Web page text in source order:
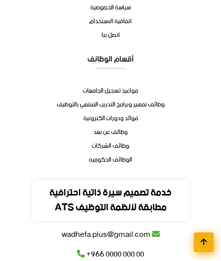
خدمة تصميم سيرة ذاتية احترافية
مطابقة لأنظمة التوظيف ATS
سياسة الخصوصية
اتفاقية الاستخدام
اتصل بنا
أقسام الوظائف
مواعيد تسجيل الجامعات
وظائف تمهير وبرامج التدريب المنتهي بالتوظيف
فوائد ودورات الكترونية
وظائف عن بعد
وظائف الشركات
الوظائف الحكوميه
المملكة العربية السعودية
+966 0000 000 00